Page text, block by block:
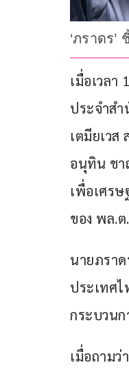
‘ภราดร
เมื่อเวล
ประจำส
เตมียเว
อนุทิน ชา
เพื่อเศร
ของ พล.
นายภรา
ประเทศ
กระบวนก
เมื่อถาม